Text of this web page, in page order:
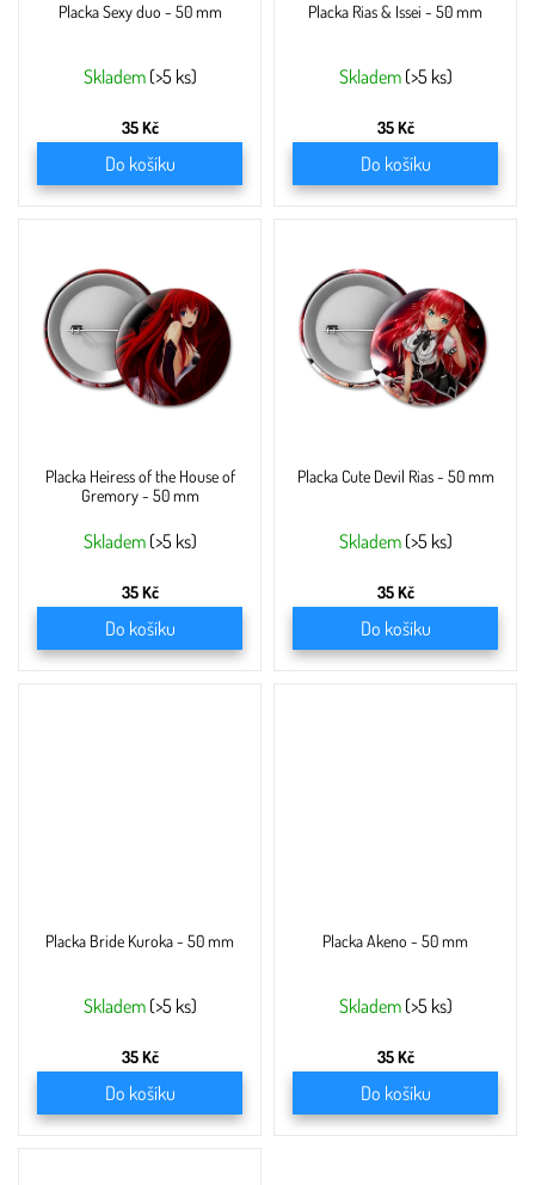
Placka Sexy duo - 50 mm
Skladem (>5 ks)
35 Kč
Do košíku
Placka Rias & Issei - 50 mm
Skladem (>5 ks)
35 Kč
Do košíku
Placka Heiress of the House of
Gremory - 50 mm
Skladem (>5 ks)
35 Kč
Do košíku
Placka Cute Devil Rias - 50 mm
Skladem (>5 ks)
35 Kč
Do košíku
Placka Bride Kuroka - 50 mm
Skladem (>5 ks)
35 Kč
Do košíku
Placka Akeno - 50 mm
Skladem (>5 ks)
35 Kč
Do košíku